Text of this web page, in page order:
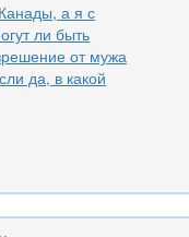
а я с
ли быть
от мужа
да, в какой